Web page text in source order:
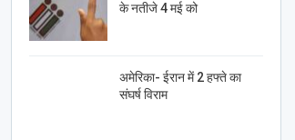
के नतीजे 4 मई को
अमेरिका- ईरान में 2 हफ्ते का
संघर्ष विराम